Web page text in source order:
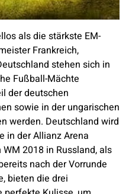
als die stärkste EM-
Frankreich,
stehen sich in
Fußball-Mächte
der deutschen
sowie in der ungarischen
werden. Deutschland wird
in der Allianz Arena
2018 in Russland, als
nach der Vorrunde
bieten die drei